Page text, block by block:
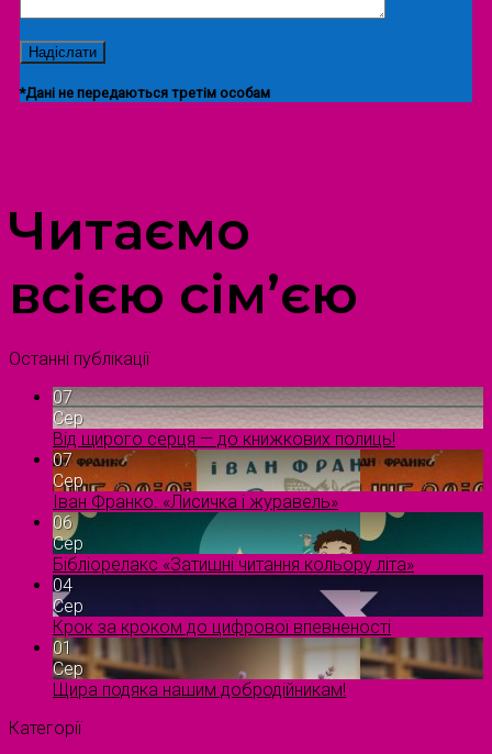
*Дані не передаються третім особам
Читаємо
всією сім’єю
Останні публікації
07
Сер
Від щирого серця — до книжкових полиць!
07
Сер
Іван Франко. «Лисичка і журавель»
06
Сер
Бібліорелакс «Затишні читання кольору літа»
04
Сер
Крок за кроком до цифрової впевненості
01
Сер
Щира подяка нашим добродійникам!
Категорії